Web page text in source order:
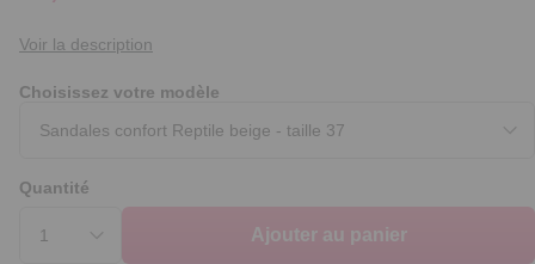
Voir la description
Choisissez votre modèle
Quantité
Ajouter au panier